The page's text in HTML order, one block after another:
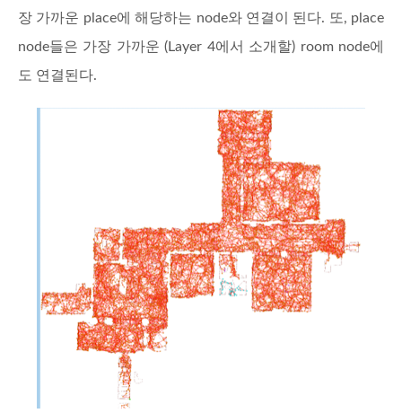
장 가까운 place에 해당하는 node와 연결이 된다. 또, place
node들은 가장 가까운 (Layer 4에서 소개할) room node에
도 연결된다.